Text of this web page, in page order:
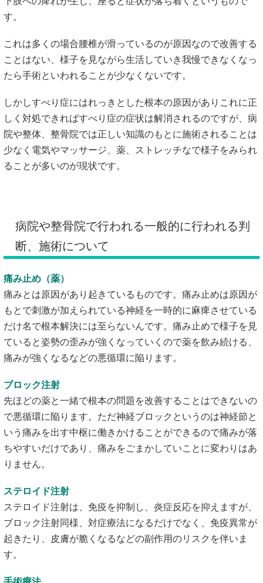
す。
これは多くの場合腰椎が滑っているのが原因なので改善する
ことはない、様子を見ながら生活していき我慢できなくなっ
たら手術といわれることが少なくないです。
しかしすべり症にはれっきとした根本の原因がありこれに正
しく対処できればすべり症の症状は解消されるのですが、病
院や整体、整骨院では正しい知識のもとに施術されることは
少なく電気やマッサージ、薬、ストレッチなで様子をみられ
ることが多いのが現状です。
病院や整骨院で行われる一般的に行われる判
断、施術について
痛み止め（薬）
痛みとは原因があり起きているものです。痛み止めは原因が
もとで刺激が加えられている神経を一時的に麻痺させている
だけ名で根本解決には至らないんです。痛み止めで様子を見
ていると姿勢の歪みが強くなっていくので薬を飲み続ける、
痛みが強くなるなどの悪循環に陥ります。
ブロック注射
先ほどの薬と一緒で根本の問題を改善することはできないの
で悪循環に陥ります。ただ神経ブロックというのは神経節と
いう痛みを出す中枢に働きかけることができるので痛みが落
ちやすいだけであり、痛みをごまかしていことに変わりはあ
りません。
ステロイド注射
ステロイド注射は、免疫を抑制し、炎症反応を抑えますが、
ブロック注射同様、対症療法になるだけでなく、免疫異常が
起きたり、皮膚が脆くなるなどの副作用のリスクを伴いま
す。